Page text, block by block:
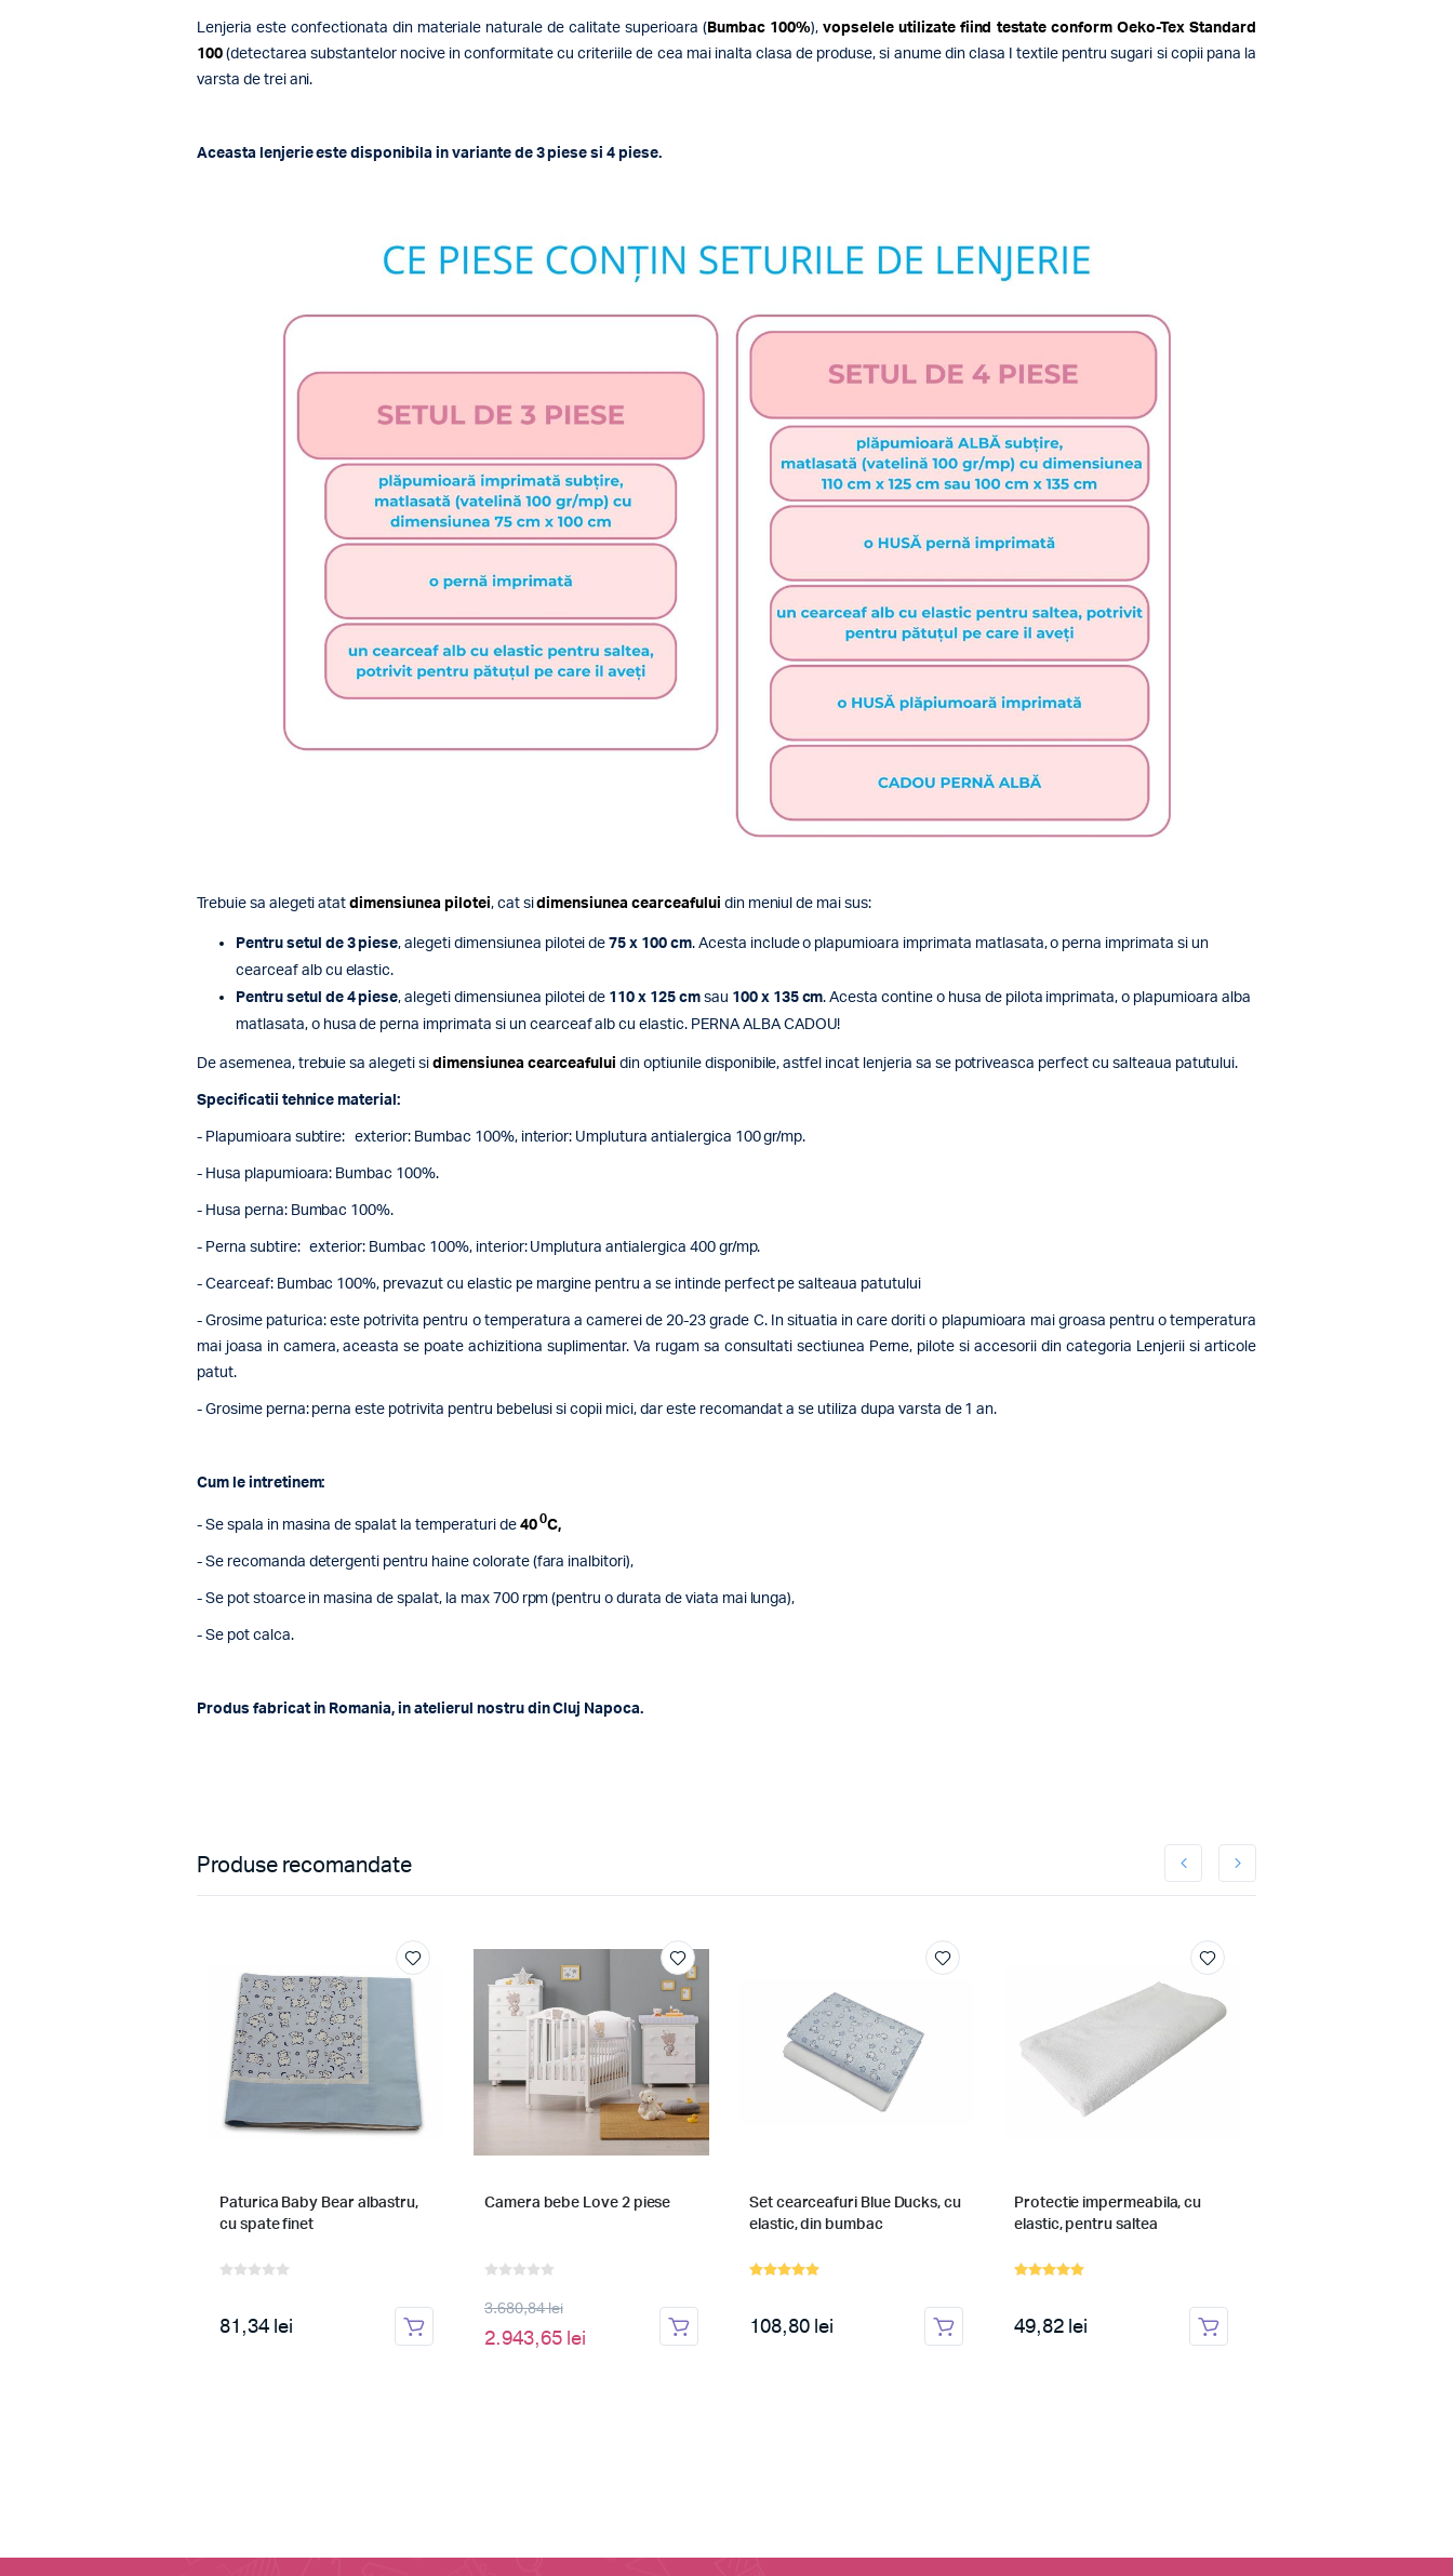
Lenjeria este confectionata din materiale naturale de calitate superioara ( Bumbac 100%), vopselele utilizate fiind testate conform Oeko-Tex Standard
100(detectarea substantelor nocive in conformitate cu criteriile de cea mai inalta clasa de produse, si anume din clasa I textile pentru sugari si copii pana la
varsta de trei ani.
Aceasta lenjerie este disponibila in variante de 3 piese si 4 piese.
Trebuie sa alegeti atatdimensiunea pilotei, cat sidimensiunea cearceafului din meniul de mai sus:
Pentru setul de 3 piese, alegeti dimensiunea pilotei de75 x 100 cm. Acesta include o plapumioara imprimata matlasata, o perna imprimata si un
cearceaf alb cu elastic.
Pentru setul de 4 piese, alegeti dimensiunea pilotei de 110 x 125 cmsau 100 x 135 cm. Acesta contine o husa de pilota imprimata, o plapumioara alba
matlasata, o husa de perna imprimata si un cearceaf alb cu elastic. PERNA ALBA CADOU!
De asemenea, trebuie sa alegeti si dimensiunea cearceafului din optiunile disponibile, astfel incat lenjeria sa se potriveasca perfect cu salteaua patutului.
Specificatii tehnice material:
- Plapumioara subtire: exterior: Bumbac 100%, interior: Umplutura antialergica 100 gr/mp.
- Husa plapumioara: Bumbac 100%.
- Husa perna: Bumbac 100%.
- Perna subtire: exterior: Bumbac 100%, interior: Umplutura antialergica 400 gr/mp.
- Cearceaf: Bumbac 100%, prevazut cu elastic pe margine pentru a se intinde perfect pe salteaua patutului
- Grosime paturica: este potrivita pentru o temperatura a camerei de 20-23 grade C. In situatia in care doriti o plapumioara mai groasa pentru o temperatura
mai joasa in camera, aceasta se poate achizitiona suplimentar. Va rugam sa consultati sectiunea Perne, pilote si accesorii din categoria Lenjerii si articole
patut.
- Grosime perna: perna este potrivita pentru bebelusi si copii mici, dar este recomandat a se utiliza dupa varsta de 1 an.
Cum le intretinem:
- Se spala in masina de spalat la temperaturi de 400C,
- Se recomanda detergenti pentru haine colorate (fara inalbitori),
- Se pot stoarce in masina de spalat, la max 700 rpm (pentru o durata de viata mai lunga),
- Se pot calca.
Produs fabricat in Romania, in atelierul nostru din Cluj Napoca.
Produse recomandate
Paturica Baby Bear albastru,
cu spate finet
81,34 lei
Camera bebe Love 2 piese
3.680,84 lei
2.943,65 lei
Set cearceafuri Blue Ducks, cu
elastic, din bumbac
108,80 lei
Protectie impermeabila, cu
elastic, pentru saltea
49,82 lei